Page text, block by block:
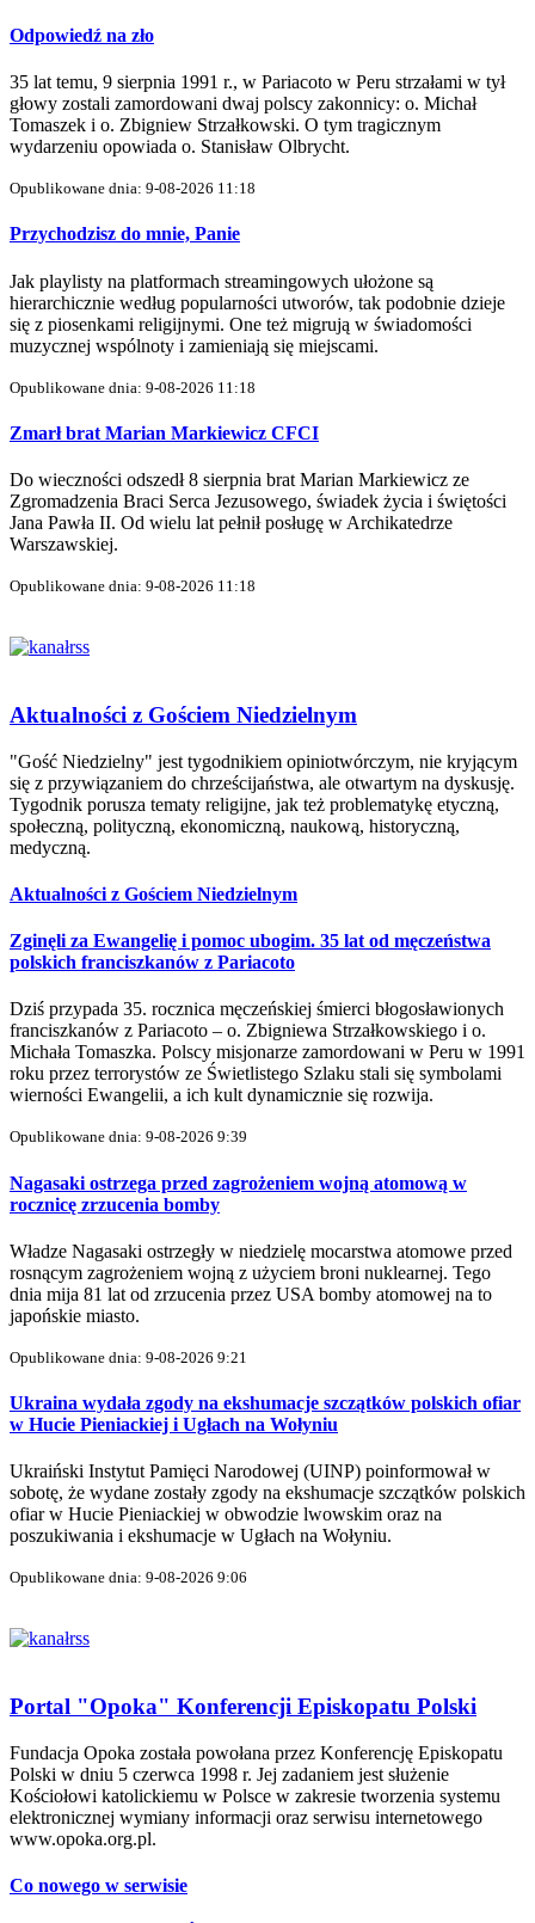
Odpowiedź na zło
35 lat temu, 9 sierpnia 1991 r., w Pariacoto w Peru strzałami w tył
głowy zostali zamordowani dwaj polscy zakonnicy: o. Michał
Tomaszek i o. Zbigniew Strzałkowski. O tym tragicznym
wydarzeniu opowiada o. Stanisław Olbrycht.
Opublikowane dnia: 9-08-2026 11:18
Przychodzisz do mnie, Panie
Jak playlisty na platformach streamingowych ułożone są
hierarchicznie według popularności utworów, tak podobnie dzieje
się z piosenkami religijnymi. One też migrują w świadomości
muzycznej wspólnoty i zamieniają się miejscami.
Opublikowane dnia: 9-08-2026 11:18
Zmarł brat Marian Markiewicz CFCI
Do wieczności odszedł 8 sierpnia brat Marian Markiewicz ze
Zgromadzenia Braci Serca Jezusowego, świadek życia i świętości
Jana Pawła II. Od wielu lat pełnił posługę w Archikatedrze
Warszawskiej.
Opublikowane dnia: 9-08-2026 11:18
Aktualności z Gościem Niedzielnym
"Gość Niedzielny" jest tygodnikiem opiniotwórczym, nie kryjącym
się z przywiązaniem do chrześcijaństwa, ale otwartym na dyskusję.
Tygodnik porusza tematy religijne, jak też problematykę etyczną,
społeczną, polityczną, ekonomiczną, naukową, historyczną,
medyczną.
Aktualności z Gościem Niedzielnym
Zginęli za Ewangelię i pomoc ubogim. 35 lat od męczeństwa
polskich franciszkanów z Pariacoto
Dziś przypada 35. rocznica męczeńskiej śmierci błogosławionych
franciszkanów z Pariacoto – o. Zbigniewa Strzałkowskiego i o.
Michała Tomaszka. Polscy misjonarze zamordowani w Peru w 1991
roku przez terrorystów ze Świetlistego Szlaku stali się symbolami
wierności Ewangelii, a ich kult dynamicznie się rozwija.
Opublikowane dnia: 9-08-2026 9:39
Nagasaki ostrzega przed zagrożeniem wojną atomową w
rocznicę zrzucenia bomby
Władze Nagasaki ostrzegły w niedzielę mocarstwa atomowe przed
rosnącym zagrożeniem wojną z użyciem broni nuklearnej. Tego
dnia mija 81 lat od zrzucenia przez USA bomby atomowej na to
japońskie miasto.
Opublikowane dnia: 9-08-2026 9:21
Ukraina wydała zgody na ekshumacje szczątków polskich ofiar
w Hucie Pieniackiej i Ugłach na Wołyniu
Ukraiński Instytut Pamięci Narodowej (UINP) poinformował w
sobotę, że wydane zostały zgody na ekshumacje szczątków polskich
ofiar w Hucie Pieniackiej w obwodzie lwowskim oraz na
poszukiwania i ekshumacje w Ugłach na Wołyniu.
Opublikowane dnia: 9-08-2026 9:06
Portal "Opoka" Konferencji Episkopatu Polski
Fundacja Opoka została powołana przez Konferencję Episkopatu
Polski w dniu 5 czerwca 1998 r. Jej zadaniem jest służenie
Kościołowi katolickiemu w Polsce w zakresie tworzenia systemu
elektronicznej wymiany informacji oraz serwisu internetowego
www.opoka.org.pl.
Co nowego w serwisie